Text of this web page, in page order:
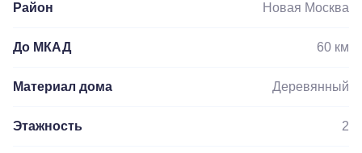
Район Новая Москва
До МКАД 60 км
Материал дома Деревянный
Этажность 2